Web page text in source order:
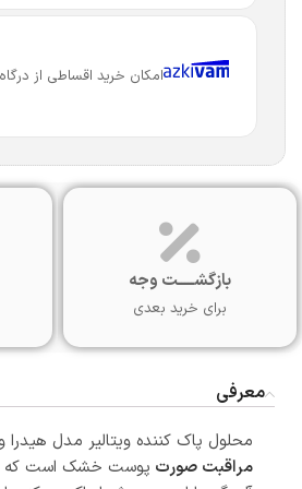
امکان خرید اقساطی از
بازگشـــــت وجه
برای خرید بعدی
معرفی
محلول پاک کننده ویتالیر مدل هیدرا
مراقبت صورت پوست خشک است که